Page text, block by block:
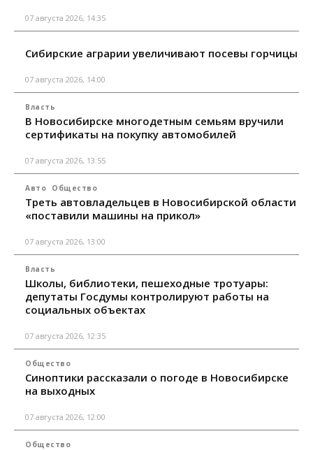
07 августа 2026, 14:35
Сибирские аграрии увеличивают посевы горчицы
07 августа 2026, 14:00
Власть
В Новосибирске многодетным семьям вручили
сертификаты на покупку автомобилей
07 августа 2026, 13:55
Авто Общество
Треть автовладельцев в Новосибирской области
«поставили машины на прикол»
07 августа 2026, 13:00
Власть
Школы, библиотеки, пешеходные тротуары:
депутаты Госдумы контролируют работы на
социальных объектах
07 августа 2026, 12:35
Общество
Синоптики рассказали о погоде в Новосибирске
на выходных
07 августа 2026, 12:00
Общество